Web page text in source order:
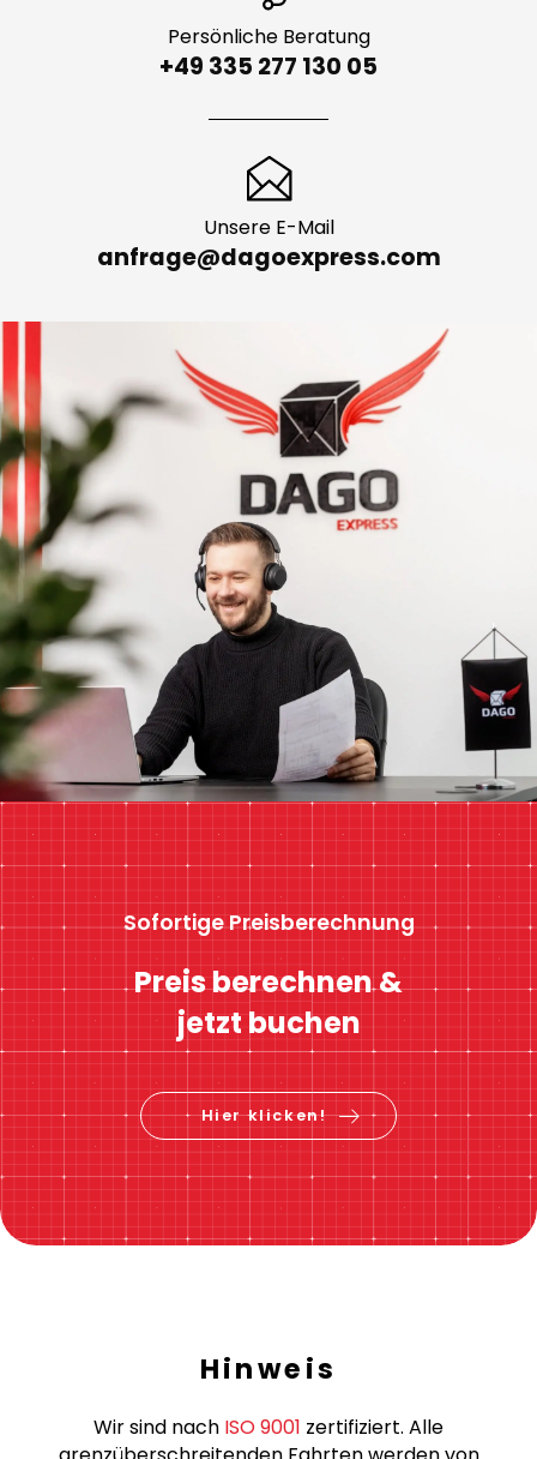
Persönliche Beratung
+49 335 277 130 05
Unsere E-Mail
anfrage@dagoexpress.com
Sofortige Preisberechnung
Preis berechnen &
jetzt buchen
Hier klicken!
Hinweis
Wir sind nach ISO 9001 zertifiziert. Alle